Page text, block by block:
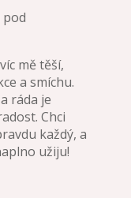
pod
mě těší,
a smíchu.
ráda je
Chci
každý, a
užiju!